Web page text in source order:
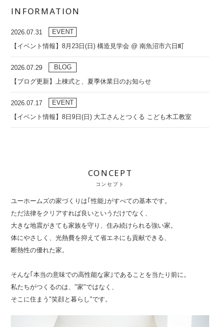
INFORMATION
2026.07.31
EVENT
【イベント情報】8月23日(日) 構造見学会 @ 南魚沼市六日町
2026.07.29
BLOG
【ブログ更新】上棟式と、夏季休業日のお知らせ
2026.07.17
EVENT
【イベント情報】8日9日(日) 大工さんとつくる こども木工教室
CONCEPT
コンセプト
ユーホームズの家づくりは｢性能｣がすべての基本です。
ただ法律をクリアすれば良いというだけでなく、
大きな地震がきても家族を守り、住み続けられる強い家。
体にやさしく、光熱費を抑えて省エネにも貢献できる、
断熱性の優れた家。
そんな｢本当の意味での高性能な家｣であることを当たり前に。
私たちがつくるのは、"家"ではなく、
そこに住まう"笑顔と暮らし"です。